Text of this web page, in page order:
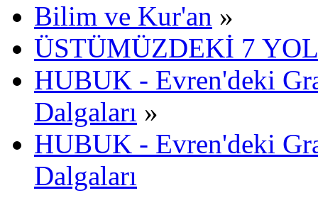
Bilim ve Kur'an »
ÜSTÜMÜZDEKİ 7 YOL
HUBUK - Evren'deki
Dalgaları »
HUBUK - Evren'deki
Dalgaları